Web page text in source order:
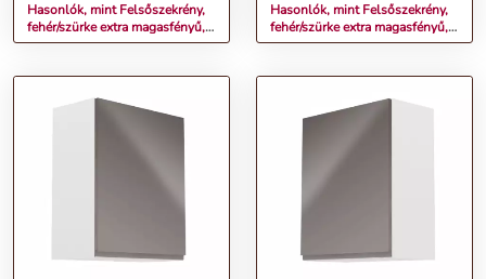
Hasonlók, mint Felsőszekrény,
fehér/szürke extra magasfényű,
AURORA G60KN
Hasonlók, mint Felsőszekrény,
fehér/szürke extra magasfényű,
AURORA G60N